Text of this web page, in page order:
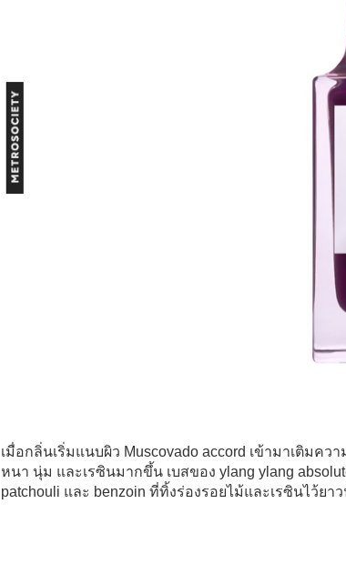
เมื่อกลิ่นเริ่มแนบผิว Muscovado accord เข้ามาเติมค
หนา นุ่ม และเรซินมากขึ้น เบสของ ylang ylang
patchouli และ benzoin ที่ทิ้งร่องรอยไม้และเรซินไว้ยา